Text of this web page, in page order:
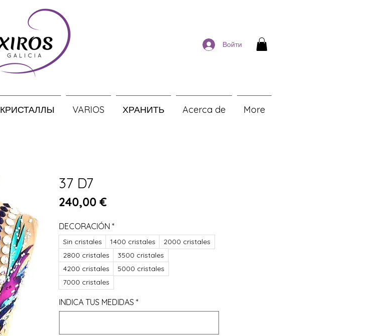
Войти
КРИСТАЛЛЫ VARIOS ХРАНИТЬ Acerca de More
37 D7
240,00 €
DECORACIÓN *
Sin cristales 1400 cristales
2000 cristales
2800 cristales
3500 cristales
4200 cristales
5000 cristales
7000 cristales
INDICA TUS MEDIDAS *